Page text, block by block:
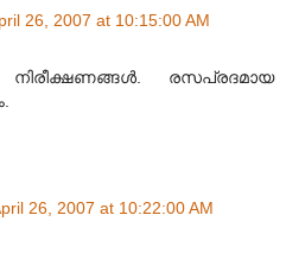
26, 2007 at 10:15:00 AM
രസപ്രദമായ
26, 2007 at 10:22:00 AM